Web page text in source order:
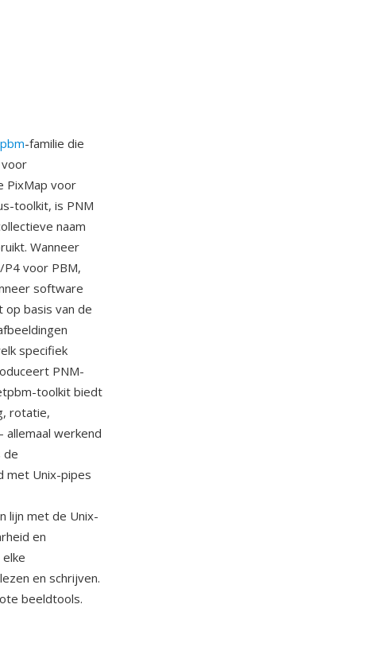
-familie die
PixMap voor
toolkit, is PNM
naam
Wanneer
voor PBM,
software
basis van de
specifiek
PNM-
toolkit biedt
rotatie,
werkend
de
met Unix-pipes
lijn met de Unix-
en
en schrijven.
beeldtools.